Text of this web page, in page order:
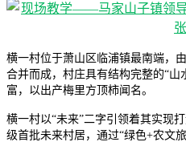
横一村位于萧山区临浦镇最南端，
合并而成，村庄具有结构完整的“山
富，以出产梅里方顶柿闻名。
横一村以“未来”二字引领着其实现
级首批未来村居，通过“绿色+农文